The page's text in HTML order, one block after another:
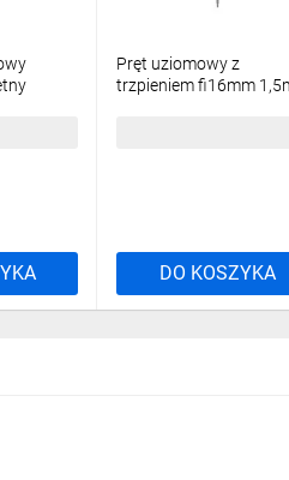
Pręt uziomowy z
trzpieniem fi16mm
DO KOSZYKA